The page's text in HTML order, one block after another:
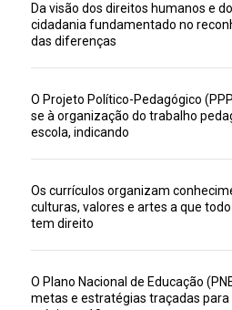
Da visão dos direitos humanos e
cidadania fundamentado no
das diferenças
O Projeto Político-Pedagógico
se à organização do trabalho
escola, indicando
Os currículos organizam
culturas, valores e artes a que
tem direito
O Plano Nacional de Educação
metas e estratégias traçadas para